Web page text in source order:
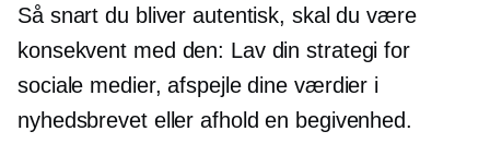
Så snart du bliver autentisk, skal du være
konsekvent med den: Lav din strategi for
sociale medier, afspejle dine værdier i
nyhedsbrevet eller afhold en begivenhed.